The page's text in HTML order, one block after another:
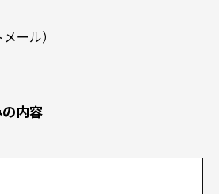
ール）
内容